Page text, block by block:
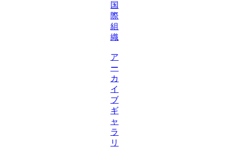
国
際
組
織
ア
ー
カ
イ
ブ
ギ
ャ
ラ
リ